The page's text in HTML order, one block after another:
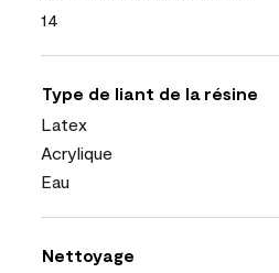
14
Type de liant de la résine
Latex
Acrylique
Eau
Nettoyage